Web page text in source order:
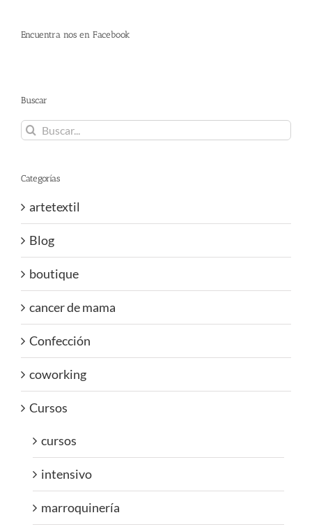
Encuentra nos en Facebook
Buscar
Buscar:
Categorías
artetextil
Blog
boutique
cancer de mama
Confección
coworking
Cursos
cursos
intensivo
marroquinería